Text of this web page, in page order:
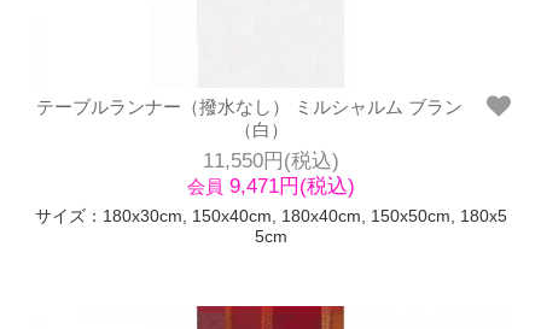
テーブルランナー（撥水なし） ミルシャルム ブラン
（白）
11,550円(税込)
会員 9,471円(税込)
サイズ：180x30cm, 150x40cm, 180x40cm, 150x50cm, 180x5
5cm